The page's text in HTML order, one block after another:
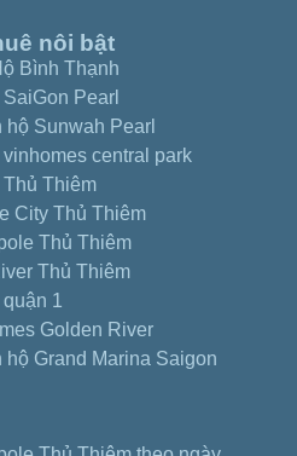
nôi bật
Bình Thạnh
Pearl
hộ Sunwah Pearl
central park
Thiêm
City Thủ Thiêm
Thủ Thiêm
Thủ Thiêm
1
Golden River
hộ Grand Marina Saigon